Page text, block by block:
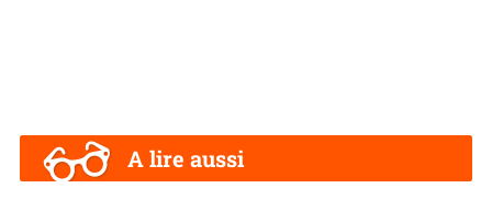
A lire aussi